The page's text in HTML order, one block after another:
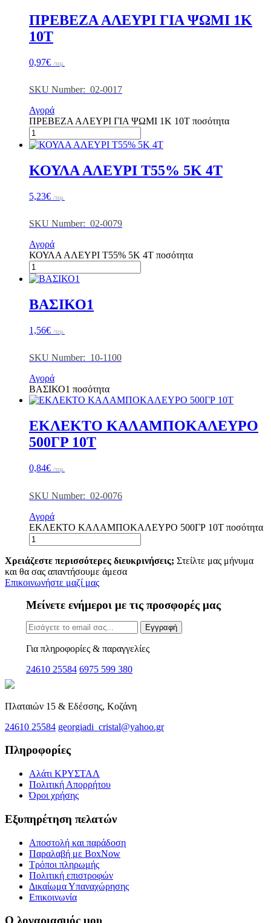
ΠΡΕΒΕΖΑ ΑΛΕΥΡΙ ΓΙΑ ΨΩΜΙ 1Κ
10Τ
0,97€ /τεμ.
SKU Number: 02-0017
Αγορά
ΠΡΕΒΕΖΑ ΑΛΕΥΡΙ ΓΙΑ ΨΩΜΙ 1Κ 10Τ ποσότητα
ΚΟΥΛΑ ΑΛΕΥΡΙ Τ55% 5Κ 4T
5,23€ /τεμ.
SKU Number: 02-0079
Αγορά
ΚΟΥΛΑ ΑΛΕΥΡΙ Τ55% 5Κ 4T ποσότητα
ΒΑΣΙΚΟ1
1,56€ /τεμ.
SKU Number: 10-1100
Αγορά
ΒΑΣΙΚΟ1 ποσότητα
ΕΚΛΕΚΤΟ ΚΑΛΑΜΠΟΚΑΛΕΥΡΟ
500ΓΡ 10Τ
0,84€ /τεμ.
SKU Number: 02-0076
Αγορά
ΕΚΛΕΚΤΟ ΚΑΛΑΜΠΟΚΑΛΕΥΡΟ 500ΓΡ 10Τ ποσότητα
Χρειάζεστε περισσότερες διευκρινήσεις; Στείλτε μας μήνυμα
και θα σας απαντήσουμε άμεσα
Επικοινωνήστε μαζί μας
Μείνετε ενήμεροι με τις προσφορές μας
Εγγραφή
Για πληροφορίες & παραγγελίες
24610 25584 6975 599 380
Πλαταιών 15 & Εδέσσης, Κοζάνη
24610 25584 georgiadi_cristal@yahoo.gr
Πληροφορίες
Αλάτι ΚΡΥΣΤΑΛ
Πολιτική Απορρήτου
Όροι χρήσης
Εξυπηρέτηση πελατών
Αποστολή και παράδοση
Παραλαβή με BoxNow
Τρόποι πληρωμής
Πολιτική επιστροφών
Δικαίωμα Υπαναχώρησης
Επικοινωνία
Ο λογαριασμός μου